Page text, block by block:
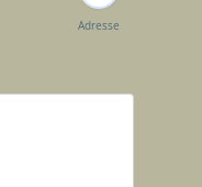
Adresse